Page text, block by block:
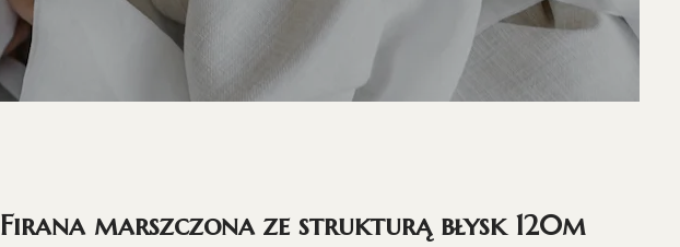
Firana marszczona ze strukturą błysk 120m